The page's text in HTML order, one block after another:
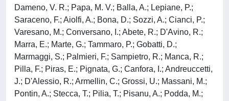
Dameno, V. R.; Papa, M. V.; Balla, A.; Lepiane, P.;
Saraceno, F.; Aiolfi, A.; Bona, D.; Sozzi, A.; Cianci, P.;
Varesano, M.; Conversano, I.; Abete, R.; D'Avino, R.;
Marra, E.; Marte, G.; Tammaro, P.; Gobatti, D.;
Marmaggi, S.; Palmieri, F.; Sampietro, R.; Manca, R.;
Pilla, F.; Piras, E.; Pignata, G.; Canfora, I.; Andreuccetti,
J.; D'Alessio, R.; Armellin, C.; Grossi, U.; Massani, M.;
Pontin, A.; Stecca, T.; Pilia, T.; Pisanu, A.; Podda, M.;